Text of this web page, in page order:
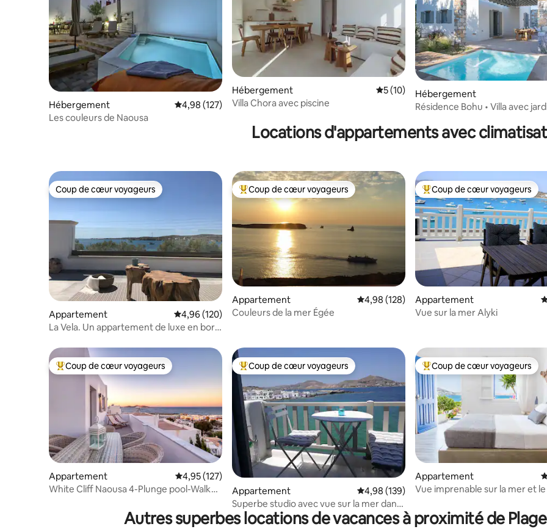
Hébergement Évaluation moyenne sur la base de 127 commentaires : 4,98 sur 5
4,98 (127)
Les couleurs de Naousa
Hébergement Évaluation moyenne sur la base de 10
5 (10)
Villa Chora avec piscine
Hébergement
Résidence Bohu • Villa avec
Locations d'appartements avec
Coup de cœur voyageurs
Coup de cœur voyageurs
Appartement Évaluation moyenne sur la base de 120 commentaires : 4,96 sur 5
4,96 (120)
La Vela. Un appartement de luxe en bord
Coups de cœur voyageurs les plus appréciés
Coup de cœur voyageurs
Appartement Évaluation moyenne sur la base de 128
4,98 (128)
Couleurs de la mer Égée
Coups de cœur voyageurs les
Coup de cœur voyageurs
Appartement
Vue sur la mer Alyki
Coups de cœur voyageurs les plus appréciés
Coup de cœur voyageurs
Appartement Évaluation moyenne sur la base de 127 commentaires : 4,95 sur 5
4,95 (127)
White Cliff Naousa 4-Plunge pool-Walk
Coups de cœur voyageurs les plus appréciés
Coup de cœur voyageurs
Appartement Évaluation moyenne sur la base de 139
4,98 (139)
Superbe studio avec vue sur la mer dans
le centre de Naoussa
Coups de cœur voyageurs les
Coup de cœur voyageurs
Appartement
Vue imprenable sur la mer et
Autres superbes locations de vacances à proximité de